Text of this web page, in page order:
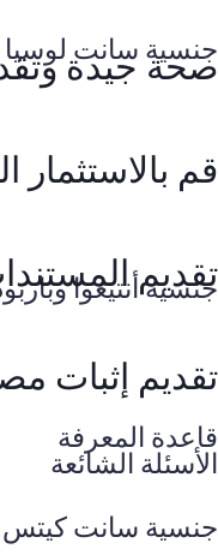
جنسية سانت لوسيا
جنسية أنتيغوا
جنسية سانت
صحة جيدة
قم
تقديم
تقديم إثبات
قاعدة المعرفة
الأسئلة الشائعة